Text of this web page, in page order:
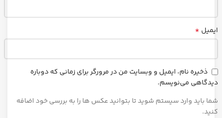
ایمیل *
ذخیره نام، ایمیل و وبسایت من در مرورگر برای زمانی که دوباره
دیدگاهی می‌نویسم.
شما باید وارد سیستم شوید تا بتوانید عکس ها را به بررسی خود اضافه
کنید.